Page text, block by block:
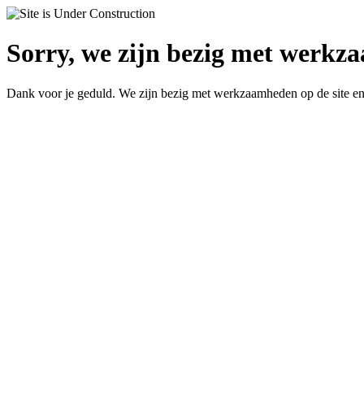
Sorry, we zijn bezig met
Dank voor je geduld. We zijn bezig met werkzaamheden op de site